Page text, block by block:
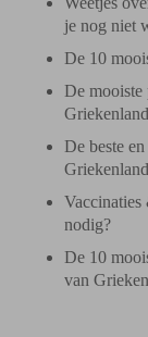
je nog niet
De 10
De mooiste
Griekenland
De beste
Griekenland
nodig?
De 10
van